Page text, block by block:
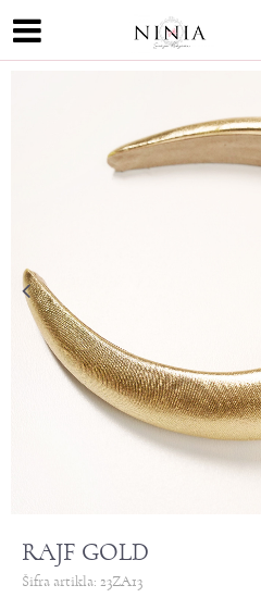
RAJF GOLD
Šifra artikla: 23ZA13